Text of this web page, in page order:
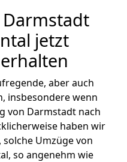
jetzt
aber auch
insbesondere wenn
von Darmstadt nach
haben wir
Umzüge von
so angenehm wie